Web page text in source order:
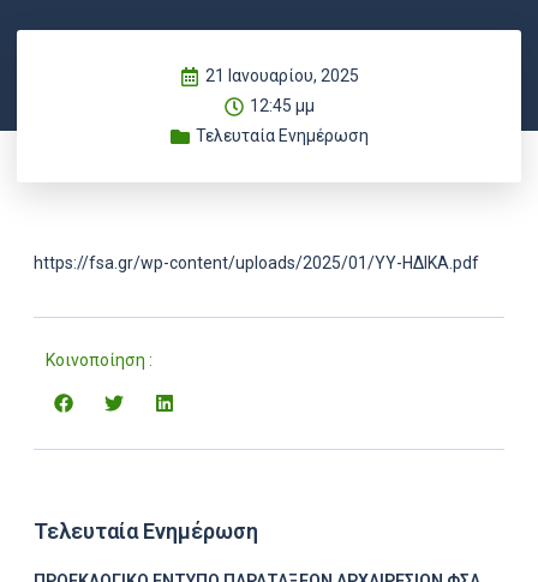
21 Ιανουαρίου, 2025
12:45 μμ
Τελευταία Ενημέρωση
https://fsa.gr/wp-content/uploads/2025/01/ΥΥ-ΗΔΙΚΑ.pdf
Κοινοποίηση :
Τελευταία Ενημέρωση